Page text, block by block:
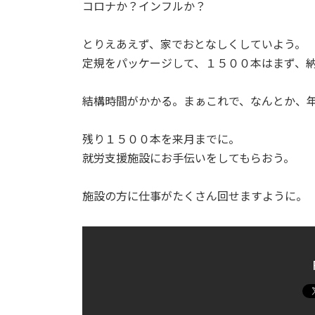
コロナか？インフルか？
とりえあえず、家でおとなしくしていよう。
定規をパッケージして、１５００本はまず、
結構時間がかかる。まぁこれで、なんとか、
残り１５００本を来月までに。
就労支援施設にお手伝いをしてもらおう。
施設の方に仕事がたくさん回せますように。